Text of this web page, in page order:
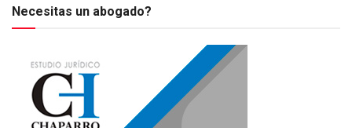
Necesitas un abogado?